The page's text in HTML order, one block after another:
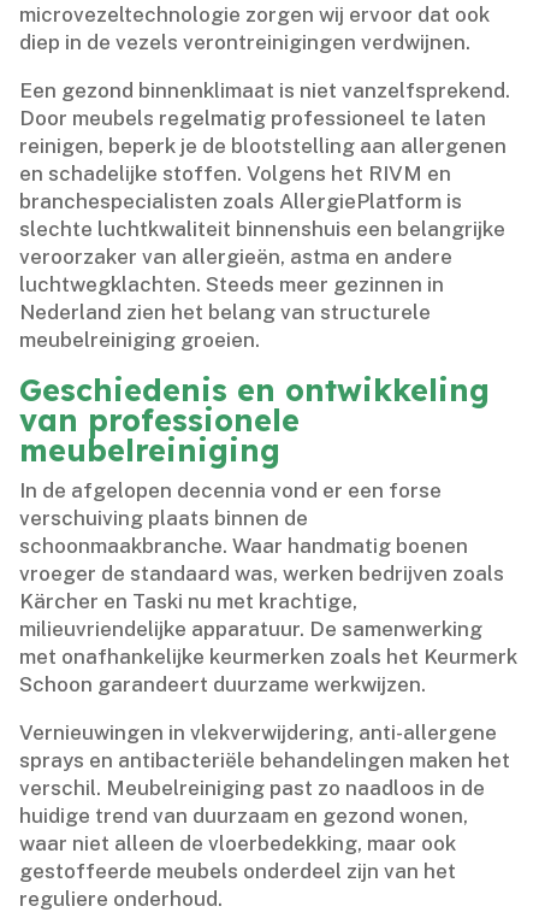
microvezeltechnologie zorgen wij ervoor dat ook
diep in de vezels verontreinigingen verdwijnen.​
Een gezond binnenklimaat is niet vanzelfsprekend.​
Door meubels regelmatig professioneel te laten
reinigen, beperk je de blootstelling aan allergenen
en schadelijke stoffen.​ Volgens het RIVM en
branchespecialisten zoals AllergiePlatform is
slechte luchtkwaliteit binnenshuis een belangrijke
veroorzaker van allergieën, astma en andere
luchtwegklachten.​ Steeds meer gezinnen in
Nederland zien het belang van structurele
meubelreiniging groeien.​
Geschiedenis en ontwikkeling
van professionele
meubelreiniging
In de afgelopen decennia vond er een forse
verschuiving plaats binnen de
schoonmaakbranche.​ Waar handmatig boenen
vroeger de standaard was, werken bedrijven zoals
Kärcher en Taski nu met krachtige,
milieuvriendelijke apparatuur.​ De samenwerking
met onafhankelijke keurmerken zoals het Keurmerk
Schoon garandeert duurzame werkwijzen.​
Vernieuwingen in vlekverwijdering, anti-allergene
sprays en antibacteriële behandelingen maken het
verschil.​ Meubelreiniging past zo naadloos in de
huidige trend van duurzaam en gezond wonen,
waar niet alleen de vloerbedekking, maar ook
gestoffeerde meubels onderdeel zijn van het
reguliere onderhoud.​